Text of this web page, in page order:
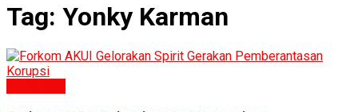
Tag: Yonky Karman